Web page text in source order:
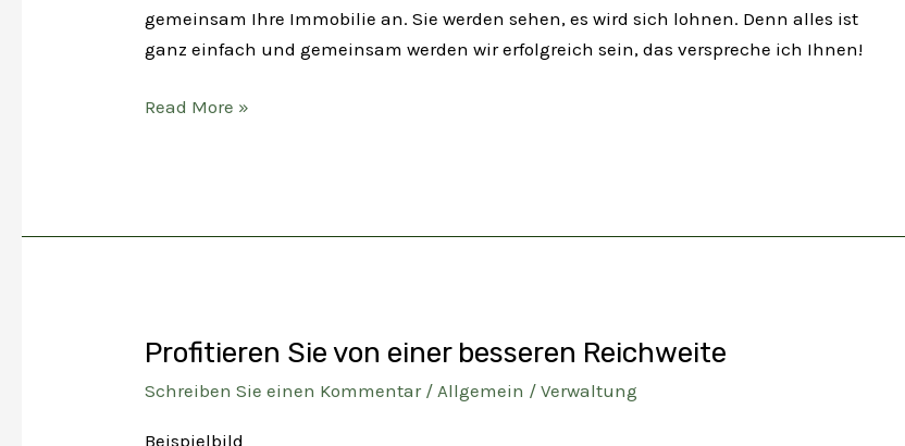
gemeinsam Ihre Immobilie an. Sie werden sehen, es wird sich lohnen. Denn alles ist
ganz einfach und gemeinsam werden wir erfolgreich sein, das verspreche ich Ihnen!
Lernen
Read More »
Profitieren Sie von einer besseren Reichweite
Schreiben Sie einen Kommentar / Allgemein /Verwaltung
Beispielbild